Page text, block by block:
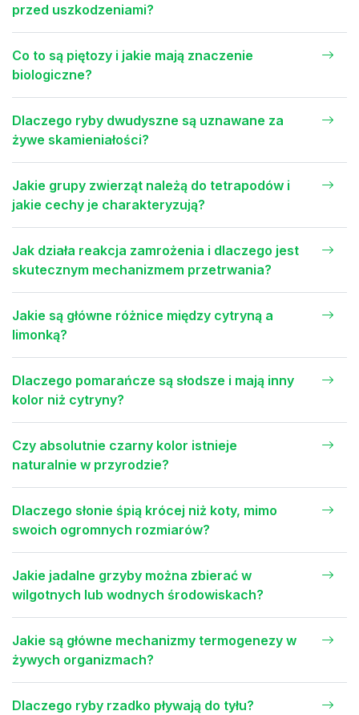
przed uszkodzeniami?
Co to są piętozy i jakie mają znaczenie
biologiczne?
Dlaczego ryby dwudyszne są uznawane za
żywe skamieniałości?
Jakie grupy zwierząt należą do tetrapodów i
jakie cechy je charakteryzują?
Jak działa reakcja zamrożenia i dlaczego jest
skutecznym mechanizmem przetrwania?
Jakie są główne różnice między cytryną a
limonką?
Dlaczego pomarańcze są słodsze i mają inny
kolor niż cytryny?
Czy absolutnie czarny kolor istnieje
naturalnie w przyrodzie?
Dlaczego słonie śpią krócej niż koty, mimo
swoich ogromnych rozmiarów?
Jakie jadalne grzyby można zbierać w
wilgotnych lub wodnych środowiskach?
Jakie są główne mechanizmy termogenezy w
żywych organizmach?
Dlaczego ryby rzadko pływają do tyłu?